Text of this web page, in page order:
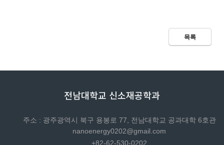
목록
전남대학교 신소재공학과
주소 : 광주광역시 북구 용봉로 77, 전남대학교 공과대학 6호관
nanoenergy0202@gmail.com
+82-62-530-0202